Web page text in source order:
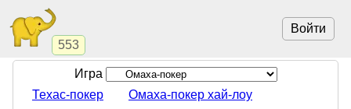
553
Войти
Игра
Техас-покер
Омаха-покер хай-лоу